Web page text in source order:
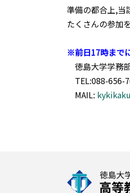
準備の都合上,当
たくさんの参加
※前日17時まで
徳島大学学務
TEL:088-656-
MAIL: